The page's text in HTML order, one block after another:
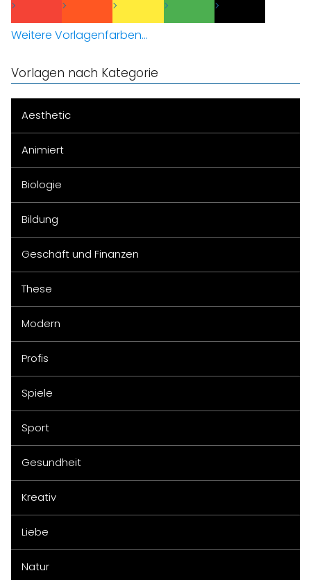
Weitere Vorlagenfarben...
Vorlagen nach Kategorie
Aesthetic
Animiert
Biologie
Bildung
Geschäft und Finanzen
These
Modern
Profis
Spiele
Sport
Gesundheit
Kreativ
Liebe
Natur